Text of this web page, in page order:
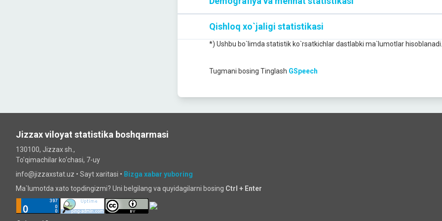
Qishloq xo`jaligi statistikasi
*) Ushbu bo`limda statistik ko`rsatkichlar dastlabki ma`lumotlar hisoblanadi.
Tugmani bosing Tinglash GSpeech
Jizzax viloyat statistika boshqarmasi
130100, Jizzax sh.,
To'qimachilar ko‘chаsi, 7-uy
info@jizzaxstat.uz • Sayt xaritasi • Bizga xabar yuboring
Ma`lumotda xato topdingizmi? Uni belgilang va quyidagilarni bosing Ctrl + Enter